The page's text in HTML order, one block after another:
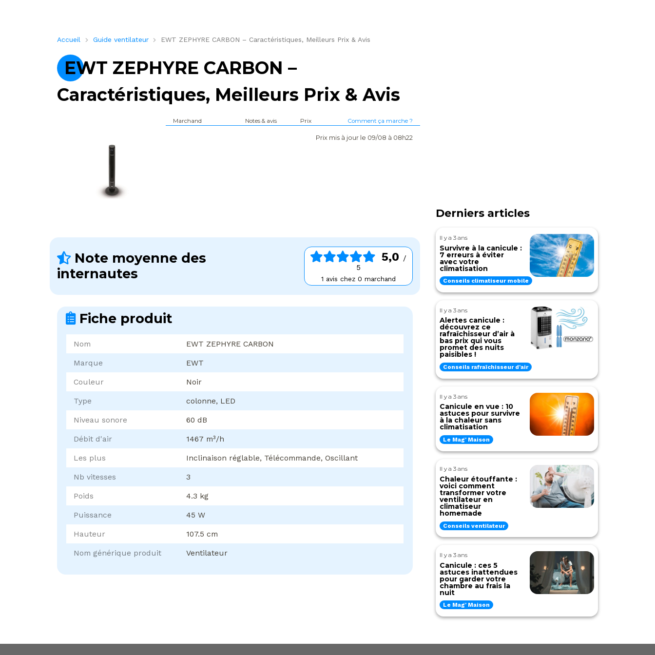
Accueil Guide ventilateur EWT ZEPHYRE CARBON – Caractéristiques, Meilleurs Prix & Avis
EWT ZEPHYRE CARBON –
Caractéristiques, Meilleurs Prix & Avis
Marchand Notes & avis Prix Comment ça marche ?
Prix mis à jour le 09/08 à 08h22
Note moyenne des
internautes
5,0 /
5
1 avis chez 0 marchand
Fiche produit
Nom EWT ZEPHYRE CARBON
Marque EWT
Couleur Noir
Type colonne, LED
Niveau sonore 60 dB
Débit d'air 1467 m³/h
Les plus Inclinaison réglable, Télécommande, Oscillant
Nb vitesses 3
Poids 4.3 kg
Puissance 45 W
Hauteur 107.5 cm
Nom générique produit Ventilateur
Derniers articles
Il y a 3 ans
Survivre à la canicule :
7 erreurs à éviter
avec votre
climatisation
Conseils climatiseur mobile
Il y a 3 ans
Alertes canicule :
découvrez ce
rafraîchisseur d’air à
bas prix qui vous
promet des nuits
paisibles !
Conseils rafraîchisseur d'air
Il y a 3 ans
Canicule en vue : 10
astuces pour survivre
à la chaleur sans
climatisation
Le Mag' Maison
Il y a 3 ans
Chaleur étouffante :
voici comment
transformer votre
ventilateur en
climatiseur
homemade
Conseils ventilateur
Il y a 3 ans
Canicule : ces 5
astuces inattendues
pour garder votre
chambre au frais la
nuit
Le Mag' Maison